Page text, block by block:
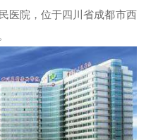
医院，位于四川省成都市西